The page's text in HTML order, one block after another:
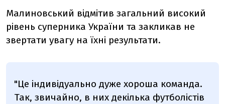
Малиновський відмітив загальний високий
рівень суперника України та закликав не
звертати увагу на їхні результати.
"Це індивідуально дуже хороша команда.
Так, звичайно, в них декілька футболістів